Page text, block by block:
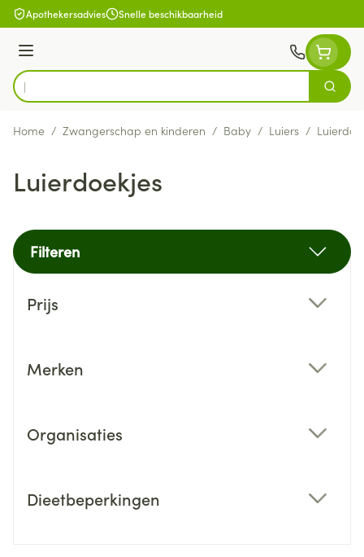
Ga naar de inhoud
Apothekersadvies Snelle beschikbaarheid
Menu
Product, merk, categorie...
Zoek
Home / Zwangerschap en kinderen / Baby / Luiers /
Luierdoekjes
Filteren
Prijs
Merken
Organisaties
Dieetbeperkingen